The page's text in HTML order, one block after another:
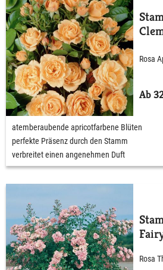
Rosa
Ab
atemberaubende apricotfarbene Blüten
perfekte Präsenz durch den Stamm
verbreitet einen angenehmen Duft
Rosa